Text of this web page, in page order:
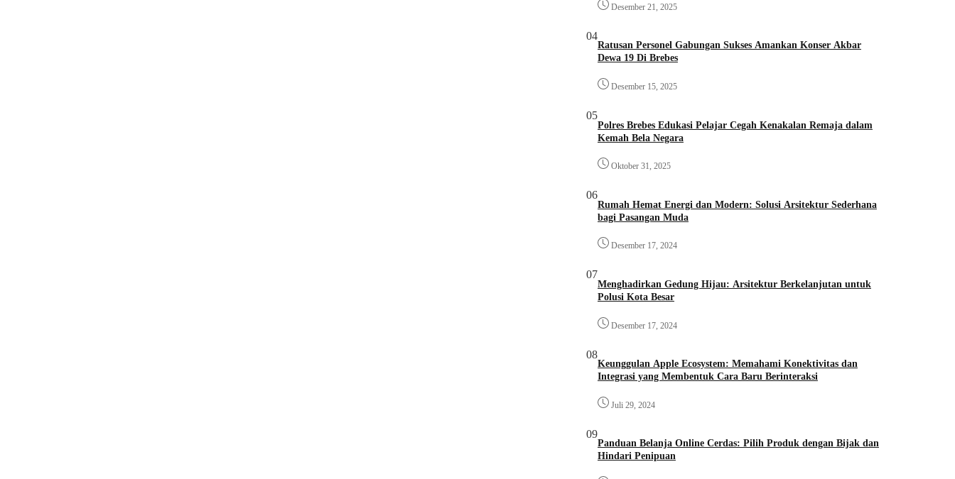
Desember 21, 2025
04
Ratusan Personel Gabungan Sukses Amankan Konser Akbar
Dewa 19 Di Brebes
Desember 15, 2025
05
Polres Brebes Edukasi Pelajar Cegah Kenakalan Remaja dalam
Kemah Bela Negara
Oktober 31, 2025
06
Rumah Hemat Energi dan Modern: Solusi Arsitektur Sederhana
bagi Pasangan Muda
Desember 17, 2024
07
Menghadirkan Gedung Hijau: Arsitektur Berkelanjutan untuk
Polusi Kota Besar
Desember 17, 2024
08
Keunggulan Apple Ecosystem: Memahami Konektivitas dan
Integrasi yang Membentuk Cara Baru Berinteraksi
Juli 29, 2024
09
Panduan Belanja Online Cerdas: Pilih Produk dengan Bijak dan
Hindari Penipuan